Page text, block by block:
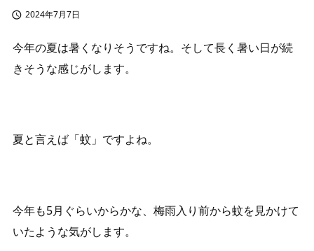

 2024年7月7日
今年の夏は暑くなりそうですね。そして長く暑い日が続
きそうな感じがします。
夏と言えば「蚊」ですよね。
今年も5月ぐらいからかな、梅雨入り前から蚊を見かけて
いたような気がします。